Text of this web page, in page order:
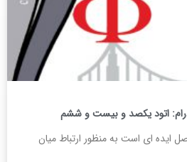
اتود یکصد و بیست و ششم
ایده ای است به منظور ارتباط میان